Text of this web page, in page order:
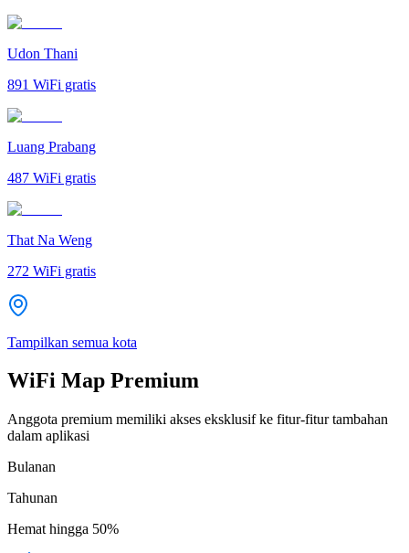
Udon Thani
891 WiFi gratis
Luang Prabang
487 WiFi gratis
That Na Weng
272 WiFi gratis
Tampilkan semua kota
WiFi Map Premium
Anggota premium memiliki akses eksklusif ke fitur-fitur tambahan
dalam aplikasi
Bulanan
Tahunan
Hemat hingga 50%